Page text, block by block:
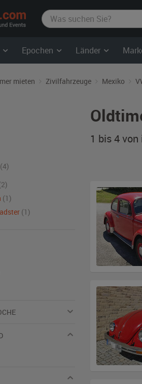
film-
autos.com
Epochen Länder
mieten Zivilfahrzeuge Mexiko
1 bis 4
(4)
(1)
(1)